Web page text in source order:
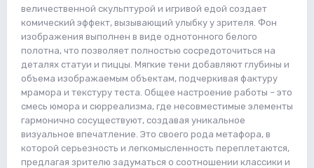
величественной скульптурой и игривой едой создает
комический эффект, вызывающий улыбку у зрителя. Фон
изображения выполнен в виде однотонного белого
полотна, что позволяет полностью сосредоточиться на
деталях статуи и пиццы. Мягкие тени добавляют глубины и
объема изображаемым объектам, подчеркивая фактуру
мрамора и текстуру теста. Общее настроение работы – это
смесь юмора и сюрреализма, где несовместимые элементы
гармонично сосуществуют, создавая уникальное
визуальное впечатление. Это своего рода метафора, в
которой серьезность и легкомысленность переплетаются,
предлагая зрителю задуматься о соотношении классики и